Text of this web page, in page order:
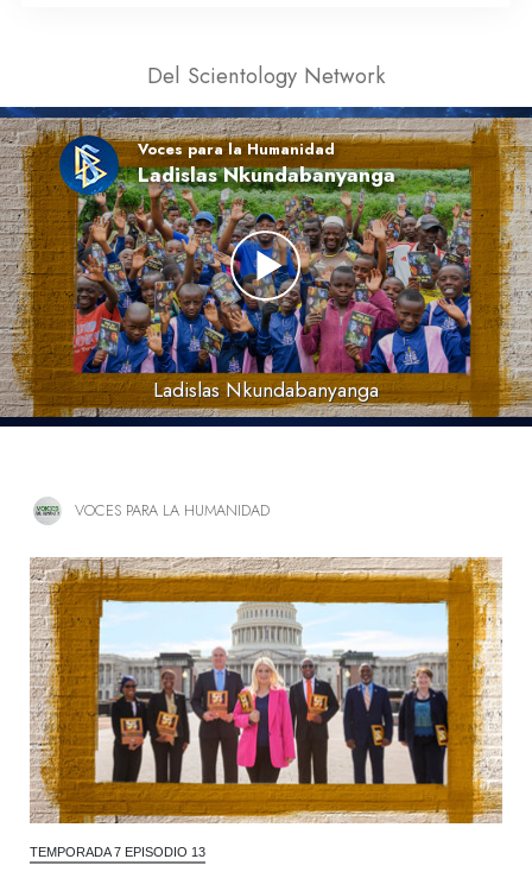
Del Scientology Network
Ladislas Nkundabanyanga
Voces para la Humanidad
Ladislas Nkundabanyanga
VOCES PARA LA HUMANIDAD
TEMPORADA 7 EPISODIO 13